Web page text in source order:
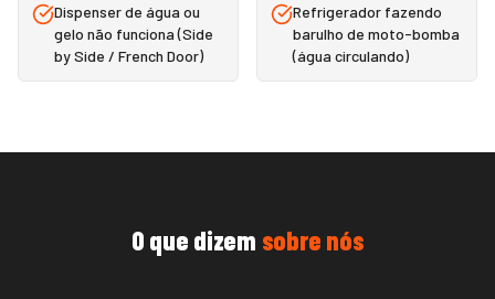
Dispenser de água ou
gelo não funciona (Side
by Side / French Door)
Refrigerador fazendo
barulho de moto-bomba
(água circulando)
O que dizem sobre nós